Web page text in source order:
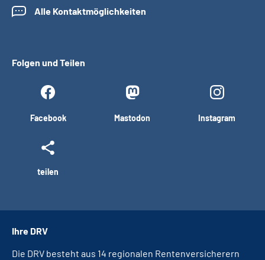
Alle Kontaktmöglichkeiten
Folgen und Teilen
Facebook Mastodon Instagram
teilen
Ihre DRV
Die DRV besteht aus 14 regionalen Rentenversicherern